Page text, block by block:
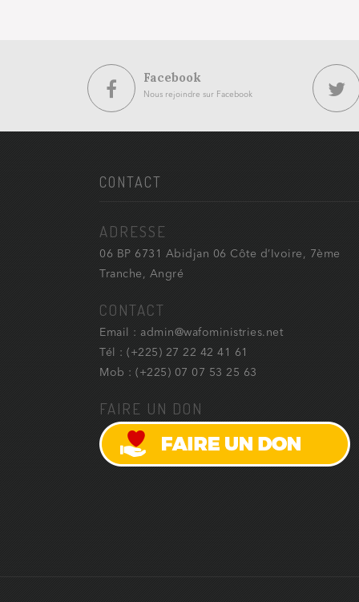
Facebook
Nous rejoindre sur Facebook
CONTACT
ADRESSE
06 BP 6731 Abidjan 06 Côte d’Ivoire, 7ème
Tranche, Angré
CONTACT
Email : admin@wafoministries.net
Tél : (+225) 27 22 42 41 61
Mob : (+225) 07 07 53 25 63
FAIRE UN DON